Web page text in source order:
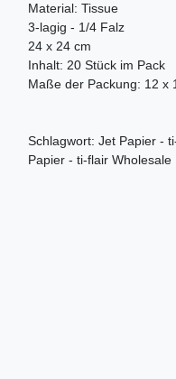
Material: Tissue
3-lagig - 1/4 Falz
24 x 24 cm
Inhalt: 20 Stück im Pack
Maße der Packung: 12 x
Schlagwort: Jet Papier -
Papier - ti-flair Wholesale